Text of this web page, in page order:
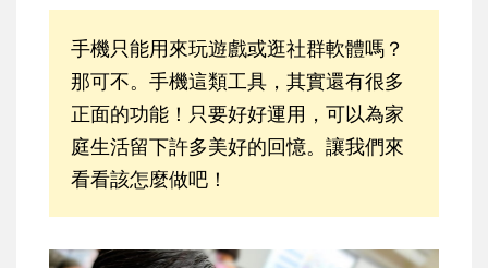
手機只能用來玩遊戲或逛社群軟體嗎？
那可不。手機這類工具，其實還有很多
正面的功能！只要好好運用，可以為家
庭生活留下許多美好的回憶。讓我們來
看看該怎麼做吧！